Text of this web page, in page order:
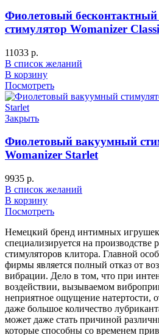
Фиолетовый
стимулятор Womanizer
11033 р.
В список желаний
В корзину
Посмотреть
Закрыть
Фиолетовый вакуумный
Womanizer Starlet
9935 р.
В список желаний
В корзину
Посмотреть
Немецкий бренд интимных
специализируется на производстве
стимуляторов клитора. Главной
фирмы является полный отказ от
вибрации. Дело в том, что при
воздействии, вызываемом
неприятное ощущение натертости,
даже большое количество
может даже стать причиной
которые способны со временем